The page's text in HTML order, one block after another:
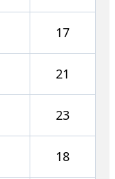
17
21
23
18